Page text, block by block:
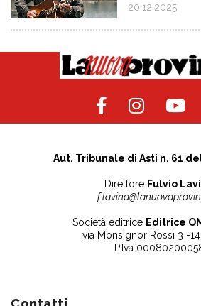
20.12.2025
Aut. Tribunale di Asti n. 61
Direttore Fulvio
Società editrice Editrice
via Monsignor Rossi 3 -
P.Iva